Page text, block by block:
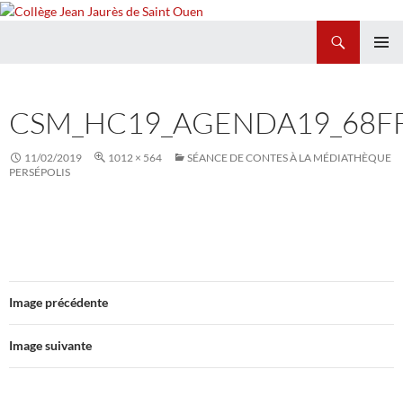
11/02/2019 1012 × 564
SÉANCE DE CONTES À LA MÉDIATHÈQUE
PERSÉPOLIS
Image précédente
Image suivante